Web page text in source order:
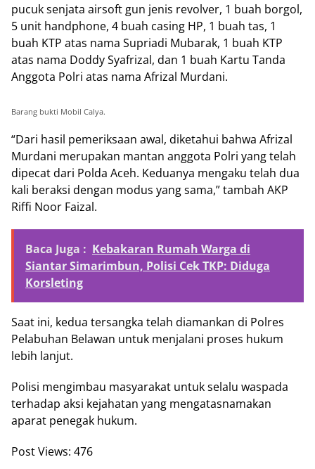
pucuk senjata airsoft gun jenis revolver, 1 buah borgol,
5 unit handphone, 4 buah casing HP, 1 buah tas, 1
buah KTP atas nama Supriadi Mubarak, 1 buah KTP
atas nama Doddy Syafrizal, dan 1 buah Kartu Tanda
Anggota Polri atas nama Afrizal Murdani.
Barang bukti Mobil Calya.
“Dari hasil pemeriksaan awal, diketahui bahwa Afrizal
Murdani merupakan mantan anggota Polri yang telah
dipecat dari Polda Aceh. Keduanya mengaku telah dua
kali beraksi dengan modus yang sama,” tambah AKP
Riffi Noor Faizal.
Baca Juga : Kebakaran Rumah Warga di
Siantar Simarimbun, Polisi Cek TKP: Diduga
Korsleting
Saat ini, kedua tersangka telah diamankan di Polres
Pelabuhan Belawan untuk menjalani proses hukum
lebih lanjut.
Polisi mengimbau masyarakat untuk selalu waspada
terhadap aksi kejahatan yang mengatasnamakan
aparat penegak hukum.
Post Views: 476